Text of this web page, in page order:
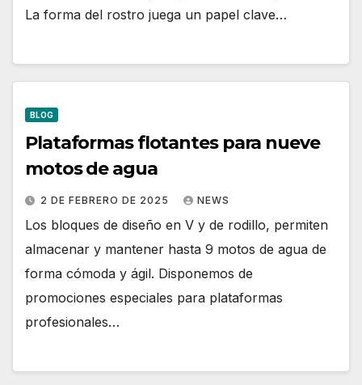
La forma del rostro juega un papel clave…
BLOG
Plataformas flotantes para nueve
motos de agua
2 DE FEBRERO DE 2025 NEWS
Los bloques de diseño en V y de rodillo, permiten
almacenar y mantener hasta 9 motos de agua de
forma cómoda y ágil. Disponemos de
promociones especiales para plataformas
profesionales…